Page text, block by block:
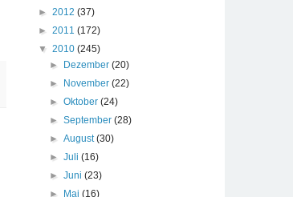
► 2012 (37)
► 2011 (172)
▼ 2010 (245)
►
Dezember(20)
►
November(22)
►Oktober(24)
►September(28)
►August(30)
►Juli(16)
►Juni(23)
►
Mai(16)